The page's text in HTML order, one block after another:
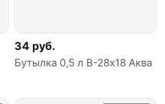
34 руб.
Бутылка 0,5 л В-28х18 Аква